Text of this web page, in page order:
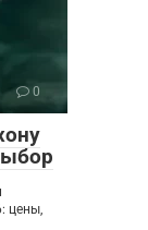
0
цены,